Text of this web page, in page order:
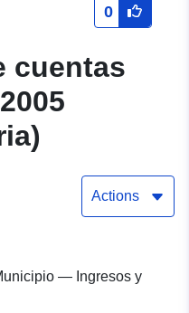
0
cuentas
Actions
— Ingresos y